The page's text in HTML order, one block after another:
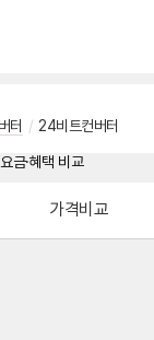
터 / 24비트컨버터
가격비교